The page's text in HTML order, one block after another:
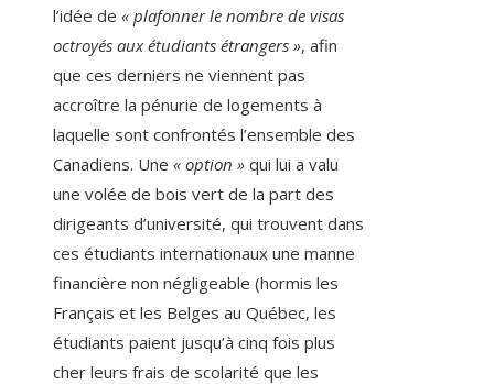
l’idée de « plafonner le nombre de visas
octroyés aux étudiants étrangers », afin
que ces derniers ne viennent pas
accroître la pénurie de logements à
laquelle sont confrontés l’ensemble des
Canadiens. Une « option » qui lui a valu
une volée de bois vert de la part des
dirigeants d’université, qui trouvent dans
ces étudiants internationaux une manne
financière non négligeable (hormis les
Français et les Belges au Québec, les
étudiants paient jusqu’à cinq fois plus
cher leurs frais de scolarité que les